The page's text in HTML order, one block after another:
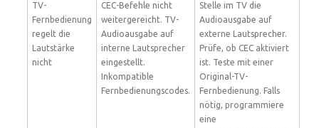
TV-
Fernbedienung
regelt die
Lautstärke
nicht
CEC-Befehle nicht
weitergereicht. TV-
Audioausgabe auf
interne Lautsprecher
eingestellt.
Inkompatible
Fernbedienungscodes.
Stelle im TV die
Audioausgabe auf
externe Lautsprecher.
Prüfe, ob CEC aktiviert
ist. Teste mit einer
Original-TV-
Fernbedienung. Falls
nötig, programmiere
eine